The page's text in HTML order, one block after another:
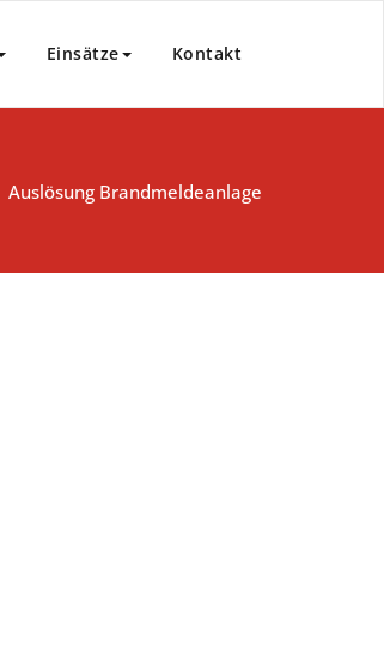
Einsätze Kontakt
Auslösung Brandmeldeanlage